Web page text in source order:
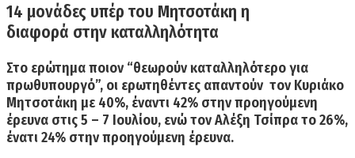
14 μονάδες υπέρ του Μητσοτάκη η
διαφορά στην καταλληλότητα
Στο ερώτημα ποιον “θεωρούν καταλληλότερο για
πρωθυπουργό”, οι ερωτηθέντες απαντούν τον Κυριάκο
Μητσοτάκη με 40%, έναντι 42% στην προηγούμενη
έρευνα στις 5 – 7 Ιουλίου, ενώ τον Αλέξη Τσίπρα το 26%,
ένατι 24% στην προηγούμενη έρευνα.